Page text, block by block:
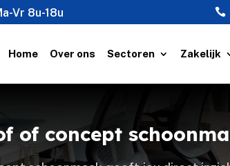
Vr 8u-18u 
Home Over ons Sectoren Zakelijk
of concept